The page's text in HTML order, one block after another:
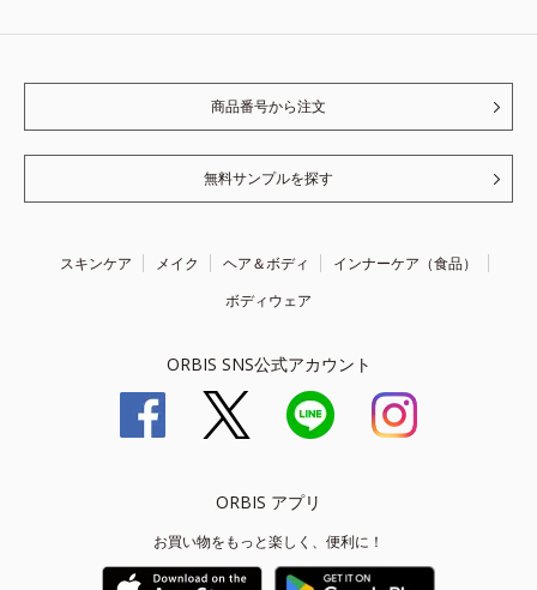
商品番号から注文
無料サンプルを探す
スキンケア メイク ヘア＆ボディ
インナーケア（食品）
ボディウェア
ORBIS SNS公式アカウント
ORBIS アプリ
お買い物をもっと楽しく、便利に！